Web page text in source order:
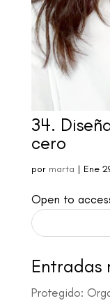
34.
cero
por marta | Ene
Open to
Entradas
Protegido: